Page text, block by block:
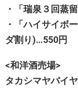
・「瑞泉３回蒸
・「ハイサイボ
ダ割り)…550円
<和洋酒売場>
タカシマヤバイ